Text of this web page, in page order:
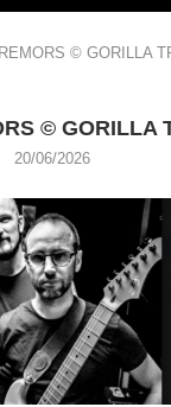
© GORILLA
© GORILLA
20/06/2026